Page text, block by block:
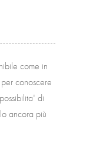
come in
conoscere
di
ancora più